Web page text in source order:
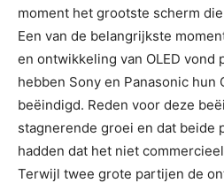
moment het grootste scherm
Een van de belangrijkste
en ontwikkeling van OLED vond
hebben Sony en Panasonic hun
beëindigd. Reden voor deze
stagnerende groei en dat beide
hadden dat het niet
Terwijl twee grote partijen de